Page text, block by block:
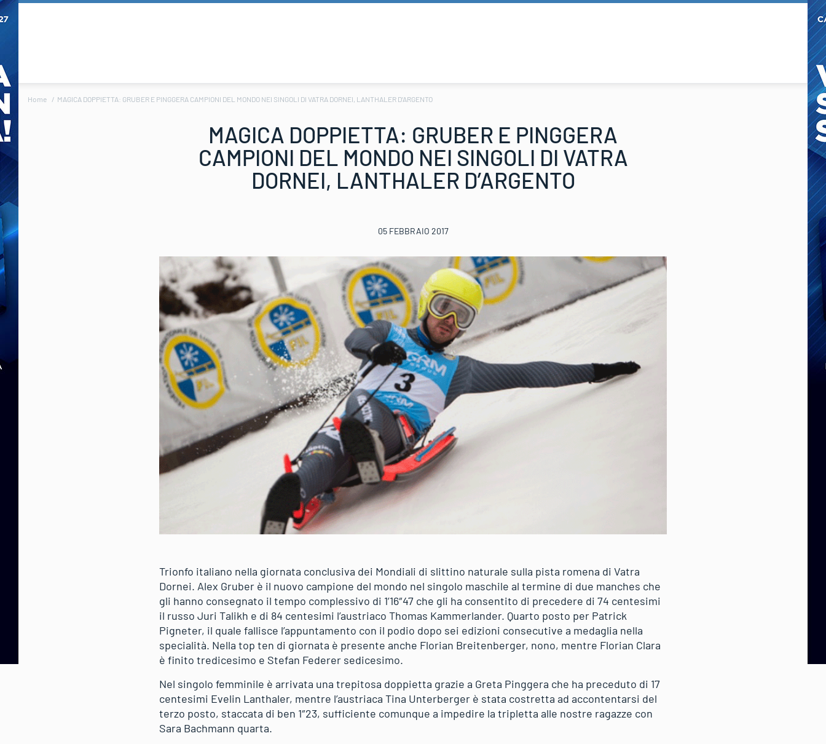
Home MAGICA DOPPIETTA: GRUBER E PINGGERA CAMPIONI DEL MONDO NEI SINGOLI DI VATRA DORNEI, LANTHALER D’ARGENTO
MAGICA DOPPIETTA: GRUBER E PINGGERA
CAMPIONI DEL MONDO NEI SINGOLI DI VATRA
DORNEI, LANTHALER D’ARGENTO
05 FEBBRAIO 2017
Trionfo italiano nella giornata conclusiva dei Mondiali di slittino naturale sulla pista romena di Vatra
Dornei. Alex Gruber è il nuovo campione del mondo nel singolo maschile al termine di due manches che
gli hanno consegnato il tempo complessivo di 1’16″47 che gli ha consentito di precedere di 74 centesimi
il russo Juri Talikh e di 84 centesimi l’austriaco Thomas Kammerlander. Quarto posto per Patrick
Pigneter, il quale fallisce l’appuntamento con il podio dopo sei edizioni consecutive a medaglia nella
specialità. Nella top ten di giornata è presente anche Florian Breitenberger, nono, mentre Florian Clara
è finito tredicesimo e Stefan Federer sedicesimo.
Nel singolo femminile è arrivata una trepitosa doppietta grazie a Greta Pinggera che ha preceduto di 17
centesimi Evelin Lanthaler, mentre l’austriaca Tina Unterberger è stata costretta ad accontentarsi del
terzo posto, staccata di ben 1″23, sufficiente comunque a impedire la tripletta alle nostre ragazze con
Sara Bachmann quarta.